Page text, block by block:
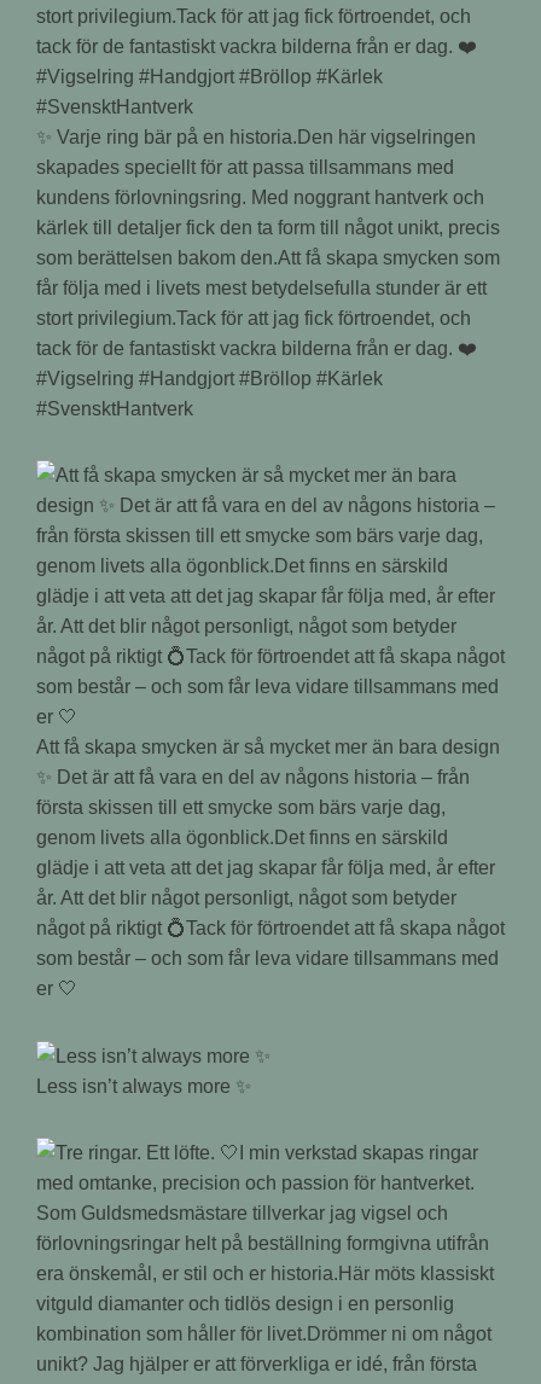
✨ Varje ring bär på en historia.Den här vigselringen
skapades speciellt för att passa tillsammans med
kundens förlovningsring. Med noggrant hantverk och
kärlek till detaljer fick den ta form till något unikt, precis
som berättelsen bakom den.Att få skapa smycken som
får följa med i livets mest betydelsefulla stunder är ett
stort privilegium.Tack för att jag fick förtroendet, och
tack för de fantastiskt vackra bilderna från er dag. ❤️
#Vigselring #Handgjort #Bröllop #Kärlek
#SvensktHantverk
Att få skapa smycken är så mycket mer än bara design
✨ Det är att få vara en del av någons historia – från
första skissen till ett smycke som bärs varje dag,
genom livets alla ögonblick.Det finns en särskild
glädje i att veta att det jag skapar får följa med, år efter
år. Att det blir något personligt, något som betyder
något på riktigt 💍Tack för förtroendet att få skapa något
som består – och som får leva vidare tillsammans med
er 🤍
Less isn’t always more ✨